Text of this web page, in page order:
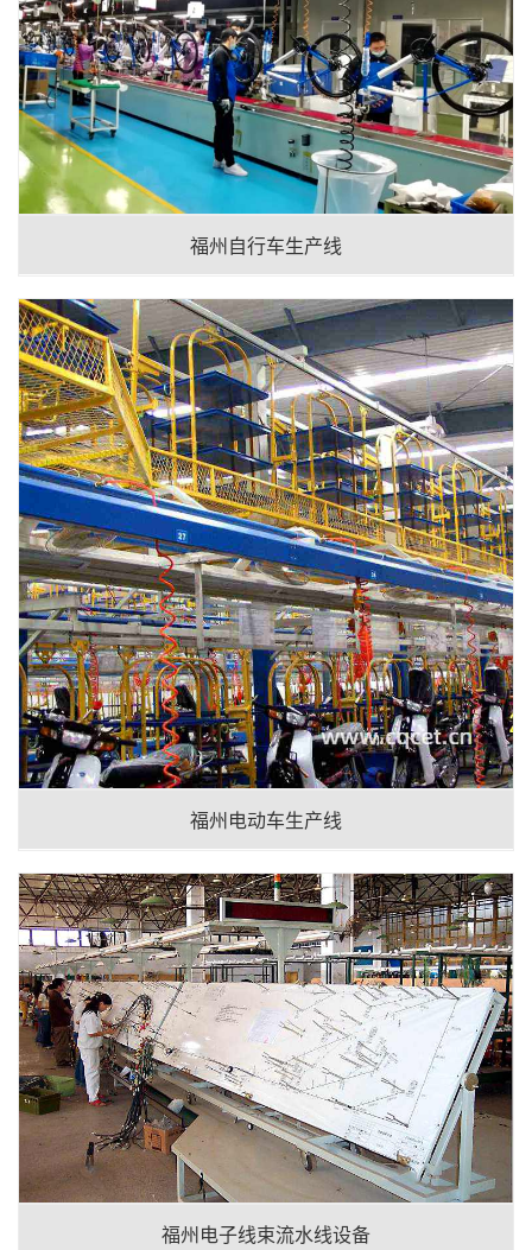
福州自行车生产线
福州电动车生产线
福州电子线束流水线设备